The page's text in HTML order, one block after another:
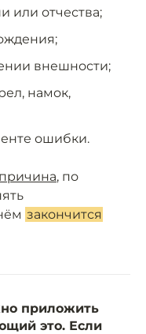
или отчества;
внешности;
намок,
ошибки.
причина, по
закончится
приложить
это. Если